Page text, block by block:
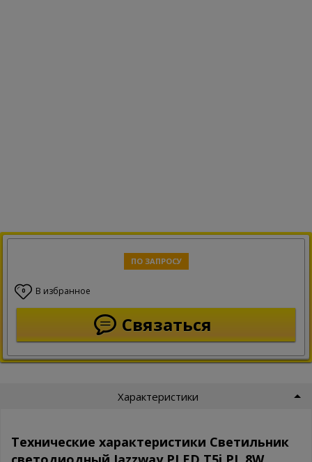
ПО ЗАПРОСУ
0 В избранное
Связаться
Характеристики
Технические характеристики Светильник